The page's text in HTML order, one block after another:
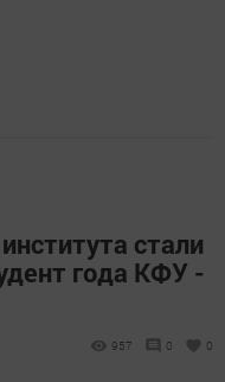
стали
года КФУ -
957 0 0